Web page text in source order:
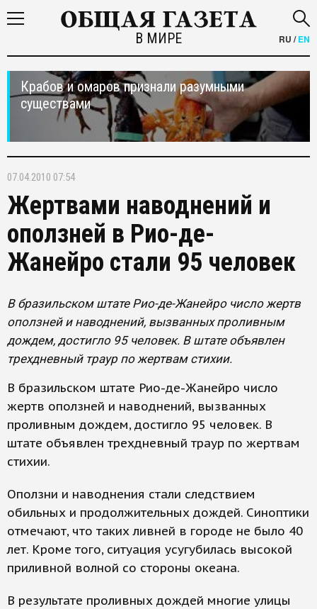
В МИРЕ RU /EN
Крабов и омаров признали разумными
существами
07.04.2010 07:54
Жертвами наводнений и
оползней в Рио-де-
Жанейро стали 95 человек
В бразильском штате Рио-де-Жанейро число жертв
оползней и наводнений, вызванных проливным
дождем, достигло 95 человек. В штате объявлен
трехдневный траур по жертвам стихии.
В бразильском штате Рио-де-Жанейро число
жертв оползней и наводнений, вызванных
проливным дождем, достигло 95 человек. В
штате объявлен трехдневный траур по жертвам
стихии.
Оползни и наводнения стали следствием
обильных и продолжительных дождей. Синоптики
отмечают, что таких ливней в городе не было 40
лет. Кроме того, ситуация усугубилась высокой
приливной волной со стороны океана.
В результате проливных дождей многие улицы